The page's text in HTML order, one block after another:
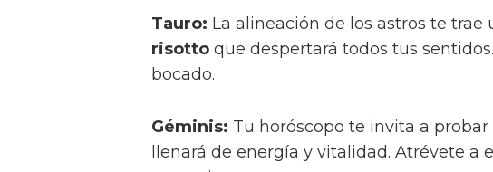
Tauro: La alineación de los astros te
risotto que despertará todos tus
bocado.
Géminis: Tu horóscopo te invita a
llenará de energía y vitalidad. Atrévete a